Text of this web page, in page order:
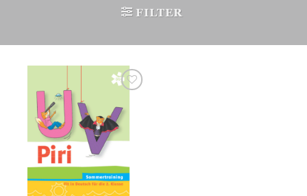
FILTER
Wunschliste
hinzufügen